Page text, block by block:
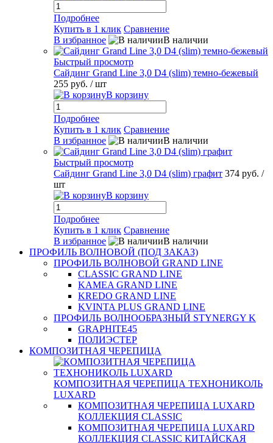
Подробнее
Купить в 1 клик Сравнение
В избранное
В наличии
Быстрый просмотр
Сайдинг Grand Line 3,0 D4 (slim) темно-бежевый
255 руб. / шт
В корзину
Подробнее
Купить в 1 клик Сравнение
В избранное
В наличии
Быстрый просмотр
Сайдинг Grand Line 3,0 D4 (slim) графит 374 руб. /
шт
В корзину
Подробнее
Купить в 1 клик Сравнение
В избранное
В наличии
ПРОФИЛЬ ВОЛНОВОЙ (ПОД ЗАКАЗ)
ПРОФИЛЬ ВОЛНОВОЙ GRAND LINE
CLASSIC GRAND LINE
KAMEA GRAND LINE
KREDO GRAND LINE
KVINTA PLUS GRAND LINE
ПРОФИЛЬ ВОЛНООБРАЗНЫЙ STYNERGY K
GRAPHITE45
ПОЛИЭСТЕР
КОМПОЗИТНАЯ ЧЕРЕПИЦА
КОМПОЗИТНАЯ ЧЕРЕПИЦА ТЕХНОНИКОЛЬ
LUXARD
КОМПОЗИТНАЯ ЧЕРЕПИЦА LUXARD
КОЛЛЕКЦИЯ CLASSIC
КОМПОЗИТНАЯ ЧЕРЕПИЦА LUXARD
КОЛЛЕКЦИЯ CLASSIC КИТАЙСКАЯ